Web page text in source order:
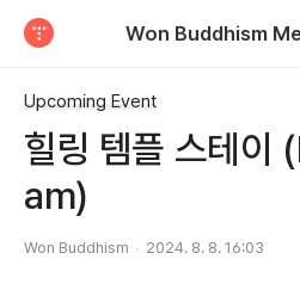
Upcoming Event
힐링 템플 스테이
am)
Won Buddhism 2024. 8. 8. 16:03